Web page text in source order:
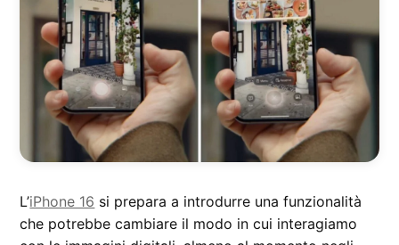
L’iPhone 16 si prepara a introdurre una funzionalità
che potrebbe cambiare il modo in cui interagiamo